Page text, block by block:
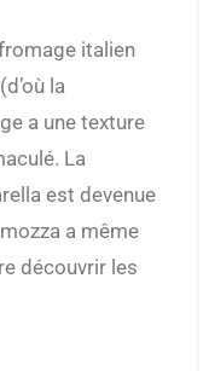
italien
la
a une texture
La
est devenue
a même
découvrir les